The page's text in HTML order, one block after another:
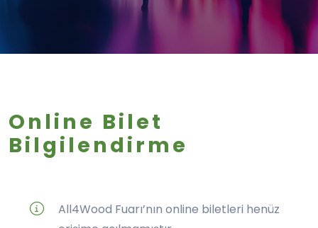
Online Bilet
Bilgilendirme
All4Wood Fuarı’nın online biletleri henüz